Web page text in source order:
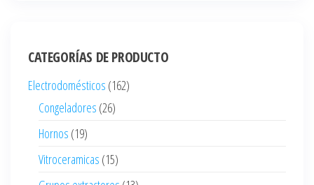
CATEGORÍAS DE PRODUCTO
Electrodomésticos (162)
Congeladores (26)
Hornos (19)
Vitroceramicas (15)